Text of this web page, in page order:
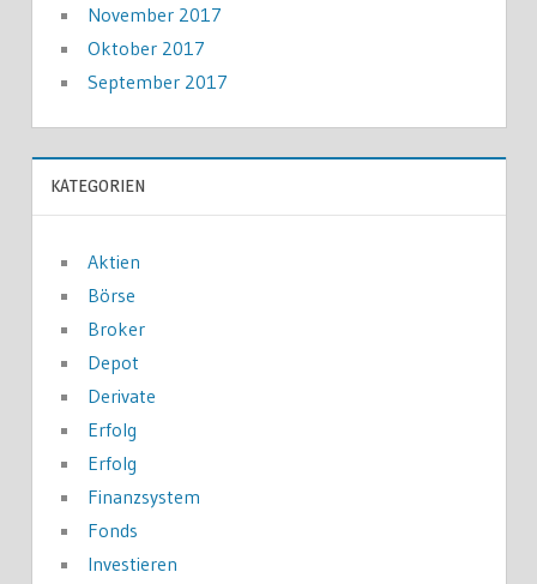
November 2017
Oktober 2017
September 2017
KATEGORIEN
Aktien
Börse
Broker
Depot
Derivate
Erfolg
Erfolg
Finanzsystem
Fonds
Investieren